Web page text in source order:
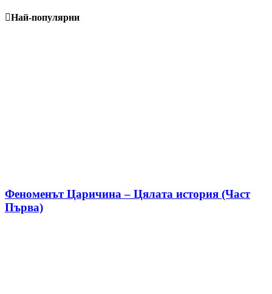
Най-популярни
Феноменът Царичина – Цялата история (Част
Първа)